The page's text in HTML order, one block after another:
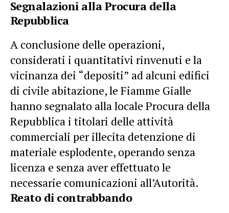
Segnalazioni alla Procura della
Repubblica
A conclusione delle operazioni,
considerati i quantitativi rinvenuti e la
vicinanza dei “depositi” ad alcuni edifici
di civile abitazione, le Fiamme Gialle
hanno segnalato alla locale Procura della
Repubblica i titolari delle attività
commerciali per illecita detenzione di
materiale esplodente, operando senza
licenza e senza aver effettuato le
necessarie comunicazioni all’Autorità.
Reato di contrabbando